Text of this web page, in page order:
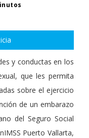
y conductas en los
que les permita
sobre el ejercicio
de un embarazo
del Seguro Social
Puerto Vallarta,